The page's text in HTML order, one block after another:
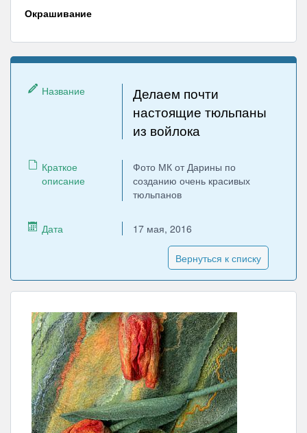
Окрашивание
Название
Делаем почти
настоящие тюльпаны
из войлока
Краткое
описание
Фото МК от Дарины по
созданию очень красивых
тюльпанов
Дата 17 мая, 2016
Вернуться к списку